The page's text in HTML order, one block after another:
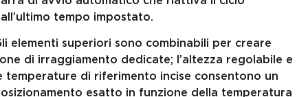
tempo impostato.
elementi superiori sono combinabili per creare
di irraggiamento dedicate; l’altezza regolabile e
temperature di riferimento incise consentono un
esatto in funzione della temperatura